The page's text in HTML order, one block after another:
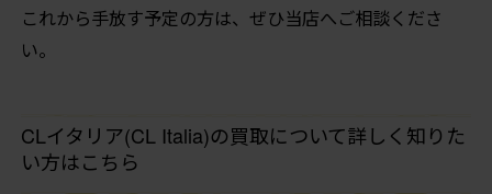
これから手放す予定の方は、ぜひ当店へご相談くださ
い。
CLイタリア(CL Italia)の買取について詳しく知りた
い方はこちら